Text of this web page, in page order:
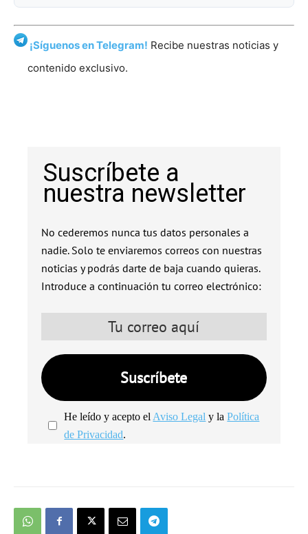
¡Síguenos en Telegram! Recibe nuestras noticias y
contenido exclusivo.
Suscríbete a
nuestra newsletter
No cederemos nunca tus datos personales a
nadie. Solo te enviaremos correos con nuestras
noticias y podrás darte de baja cuando quieras.
Introduce a continuación tu correo electrónico:
He leído y acepto el Aviso Legal y laPolítica
de Privacidad.